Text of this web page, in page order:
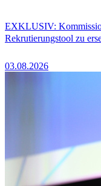
EXKLUSIV:
Rekrutierungstool zu
03.08.2026